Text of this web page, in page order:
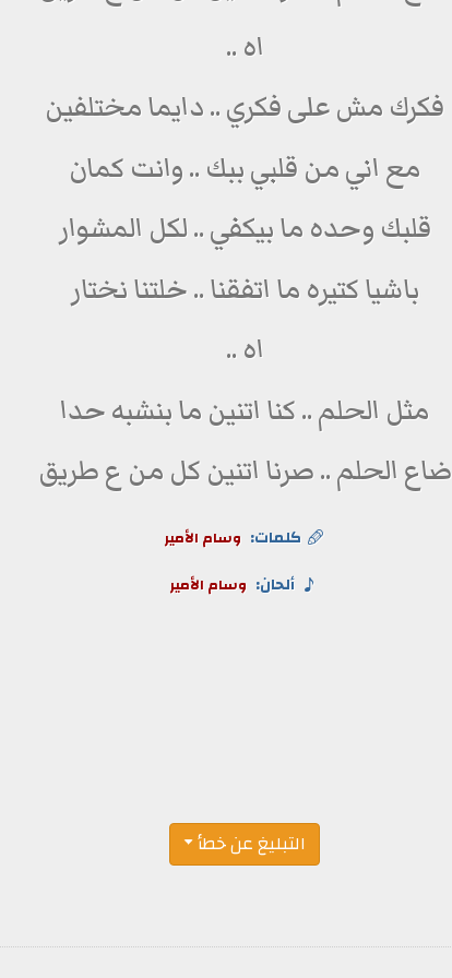
اه ..
فكرك مش على فكري .. دايما مختلفين
مع اني من قلبي ببك .. وانت كمان
قلبك وحده ما بيكفي .. لكل المشوار
باشيا كتيره ما اتفقنا .. خلتنا نختار
اه ..
مثل الحلم .. كنا اتنين ما بنشبه حدا
ضاع الحلم .. صرنا اتنين كل من ع طريق
كلمات: وسام الأمير
ألحان: وسام الأمير
التبليغ عن خطأ